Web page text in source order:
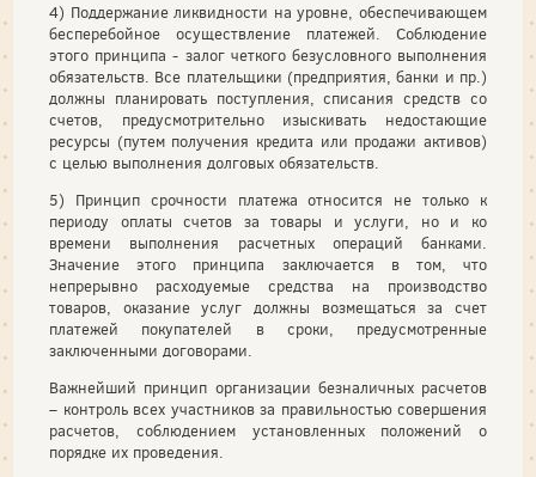
4) Поддержание ликвидности на уровне, обеспечивающем
бесперебойное осуществление платежей. Соблюдение
этого принципа - залог четкого безусловного выполнения
обязательств. Все плательщики (предприятия, банки и пр.)
должны планировать поступления, списания средств со
счетов, предусмотрительно изыскивать недостающие
ресурсы (путем получения кредита или продажи активов)
с целью выполнения долговых обязательств.
5) Принцип срочности платежа относится не только к
периоду оплаты счетов за товары и услуги, но и ко
времени выполнения расчетных операций банками.
Значение этого принципа заключается в том, что
непрерывно расходуемые средства на производство
товаров, оказание услуг должны возмещаться за счет
платежей покупателей в сроки, предусмотренные
заключенными договорами.
Важнейший принцип организации безналичных расчетов
– контроль всех участников за правильностью совершения
расчетов, соблюдением установленных положений о
порядке их проведения.